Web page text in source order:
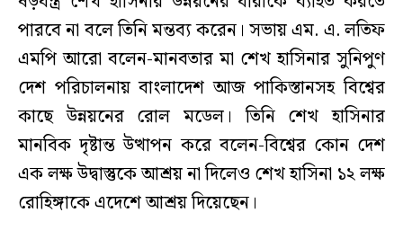
পারবে না বলে তিনি মন্তব্য করেন। সভায় এম. এ. লতিফ
এমপি আরো বলেন-মানবতার মা শেখ হাসিনার সুনিপুণ
দেশ পরিচালনায় বাংলাদেশ আজ পাকিস্তানসহ বিশ্বের
কাছে উন্নয়নের রোল মডেল। তিনি শেখ হাসিনার
মানবিক দৃষ্টান্ত উত্থাপন করে বলেন-বিশ্বের কোন দেশ
এক লক্ষ উদ্বাস্তুকে আশ্রয় না দিলেও শেখ হাসিনা ১২ লক্ষ
রোহিঙ্গাকে এদেশে আশ্রয় দিয়েছেন।